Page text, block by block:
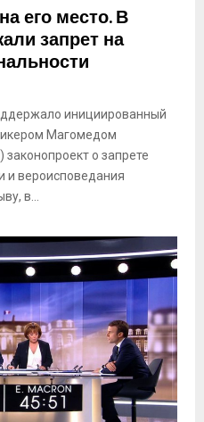
его место. В
запрет на
инициированный
Магомедом
о запрете
и вероисповедания
в...